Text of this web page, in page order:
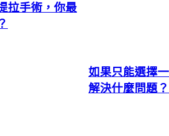
拉手術，你最
如果只能選擇
解決什麼問題？